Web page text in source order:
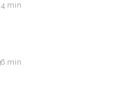
min
min